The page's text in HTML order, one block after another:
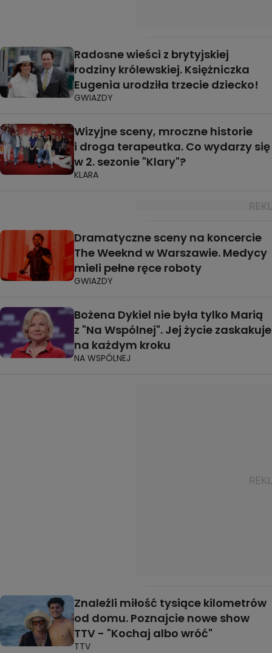
Radosne wieści z brytyjskiej
rodziny królewskiej. Księżniczka
Eugenia urodziła trzecie dziecko!
GWIAZDY
Wizyjne sceny, mroczne historie
i droga terapeutka. Co wydarzy się
w 2. sezonie "Klary"?
KLARA
Dramatyczne sceny na koncercie
The Weeknd w Warszawie. Medycy
mieli pełne ręce roboty
GWIAZDY
Bożena Dykiel nie była tylko Marią
z "Na Wspólnej". Jej życie zaskakuje
na każdym kroku
NA WSPÓLNEJ
Znaleźli miłość tysiące kilometrów
od domu. Poznajcie nowe show
TTV - "Kochaj albo wróć"
TTV